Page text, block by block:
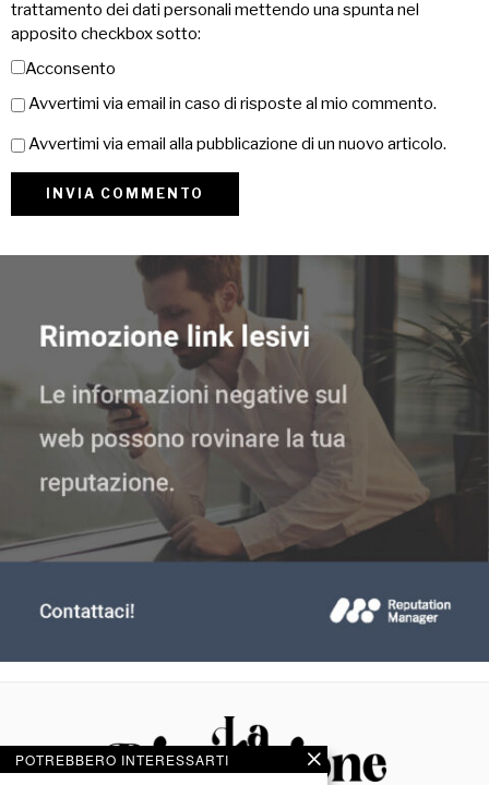
trattamento dei dati personali mettendo una spunta nel
apposito checkbox sotto:
Acconsento
Avvertimi via email in caso di risposte al mio commento.
Avvertimi via email alla pubblicazione di un nuovo articolo.
POTREBBERO INTERESSARTI